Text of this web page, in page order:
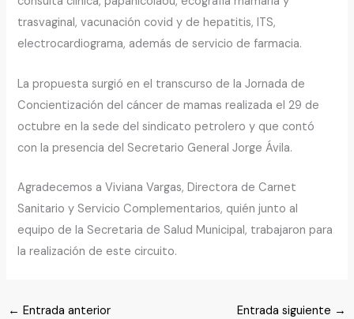
trasvaginal, vacunación covid y de hepatitis, ITS,
electrocardiograma, además de servicio de farmacia.
La propuesta surgió en el transcurso de la Jornada de
Concientización del cáncer de mamas realizada el 29 de
octubre en la sede del sindicato petrolero y que contó
con la presencia del Secretario General Jorge Ávila.
Agradecemos a Viviana Vargas, Directora de Carnet
Sanitario y Servicio Complementarios, quién junto al
equipo de la Secretaria de Salud Municipal, trabajaron para
la realización de este circuito.
← Entrada anterior Entrada siguiente →